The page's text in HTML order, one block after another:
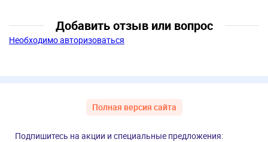
Добавить отзыв или вопрос
Необходимо авторизоваться
Полная версия сайта
Подпишитесь на акции и специальные предложения: